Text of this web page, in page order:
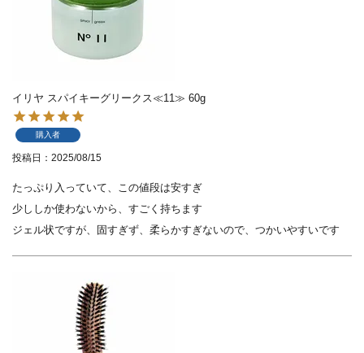
イリヤ スパイキーグリークス≪11≫ 60g
購入者
投稿日 2025/08/15
たっぷり入っていて、この値段は安すぎ
少ししか使わないから、すごく持ちます
ジェル状ですが、固すぎず、柔らかすぎないので、つかいやすいです